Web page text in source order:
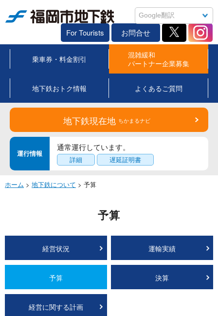
For Tourists お問合せ
乗車券・料金割引
混雑緩和
パートナー企業募集
地下鉄おトク情報 よくあるご質問
地下鉄現在地 ちかまるナビ
運行情報
通常運行しています。
詳細 遅延証明書
ホーム > 地下鉄について > 予算
予算
経営状況 運輸実績
予算 決算
経営に関する計画